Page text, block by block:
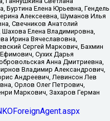
Буртина Елена Юрьевна, Гендель
Алексеевна, Шуманов Илья
Свечников Анатолий
Елена Владимировна,
Ирина Вячеславовна,
Сергей Маркович, Бахмин
Сухих Дарья
Анна Дмитриевна,
Владимир Александрович,
Андреевич, Левинсон Лев
Орлов Олег Петрович,
Маркович, Захаров Герман